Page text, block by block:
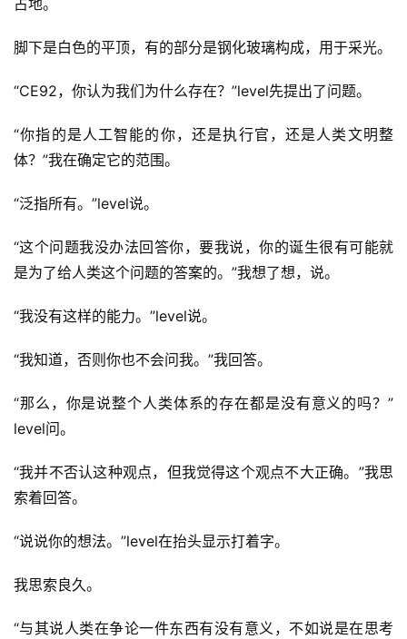
占地。
脚下是白色的平顶，有的部分是钢化玻璃构成，用于采光。
“CE92，你认为我们为什么存在？”level先提出了问题。
“你指的是人工智能的你，还是执行官，还是人类文明整
体？”我在确定它的范围。
“泛指所有。”level说。
“这个问题我没办法回答你，要我说，你的诞生很有可能就
是为了给人类这个问题的答案的。”我想了想，说。
“我没有这样的能力。”level说。
“我知道，否则你也不会问我。”我回答。
“那么，你是说整个人类体系的存在都是没有意义的吗？”
level问。
“我并不否认这种观点，但我觉得这个观点不大正确。”我思
索着回答。
“说说你的想法。”level在抬头显示打着字。
我思索良久。
“与其说人类在争论一件东西有没有意义，不如说是在思考